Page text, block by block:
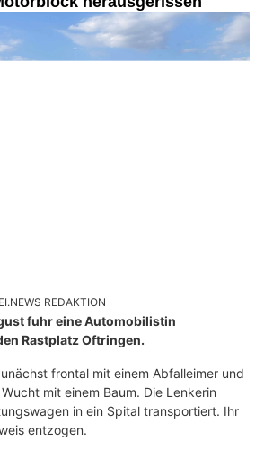
in Baden AG: Hilfe für Menschen in Notlagen